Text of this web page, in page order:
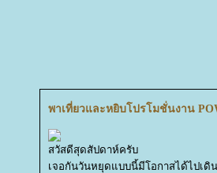
พาเที่ยวและหยิบโปรโมชั่นงาน
สวัสดีสุดสัปดาห์ครับ
เจอกันวันหยุดแบบนี้มีโอกาสได้ไปเดิ